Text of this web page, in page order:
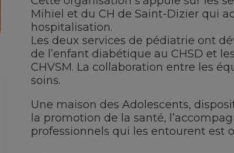
Mihiel et du CH de Saint-Dizier qui
hospitalisation.
Les deux services de pédiatrie ont
de l’enfant diabétique au CHSD et
CHVSM. La collaboration entre les
soins.
Une maison des Adolescents,
la promotion de la santé,
professionnels qui les entourent est